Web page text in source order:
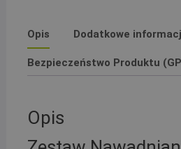
sterownik
RC2
i
PE
25
Opis Dodatkowe
Bezpieczeństwo Produktu
Opis